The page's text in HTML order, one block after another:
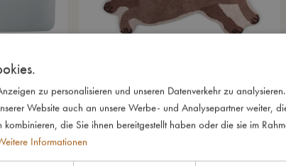
zu personalisieren und unseren Datenverkehr zu
Website auch an unsere Werbe- und Analysepartner weiter,
die Sie ihnen bereitgestellt haben oder die sie im
Informationen